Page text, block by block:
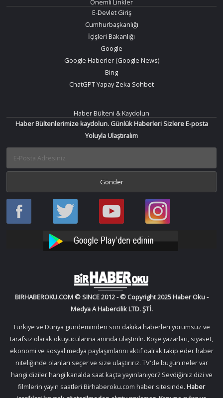
Önemli Linkler
E-Devlet Giriş
Cumhurbaşkanlığı
İçişleri Bakanlığı
Google
Google Haberler (Google News)
Bing
ChatGPT Yapay Zeka Sohbet
Haber Bülteni & Kaydolun
Haber Bültenlerimize kaydolun. Günlük Haberleri Sizlere E-posta
Yoluyla Ulaştıralım
Haber
Oku
Haber
Oku
Bir
Haber
YouTube
Bir
Haber
Instagram
BIRHABEROKU.COM © SINCE 2012 - © Copyright 2025 Haber Oku -
Medya A Habercilik LTD. ŞTİ.
Türkiye ve Dünya gündeminden son dakika haberleri yorumsuz ve
tarafsız olarak okuyucularına anında ulaştırılır. Köşe yazarları, siyaset,
ekonomi ve sosyal medya paylaşımlarını aktif oalrak takip eder haber
niteliğinde olanları seçer ve size ulaştırırız. TV'de bugün neler var
hangi diziler hangi kanalda saat kaçta yayınlanıyor? Sevdiğiniz dizi ve
filmlerin yayın saatleri Birhaberoku.com haber sitesinde. Haber